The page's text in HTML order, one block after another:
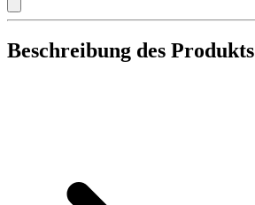
Beschreibung des Produkts